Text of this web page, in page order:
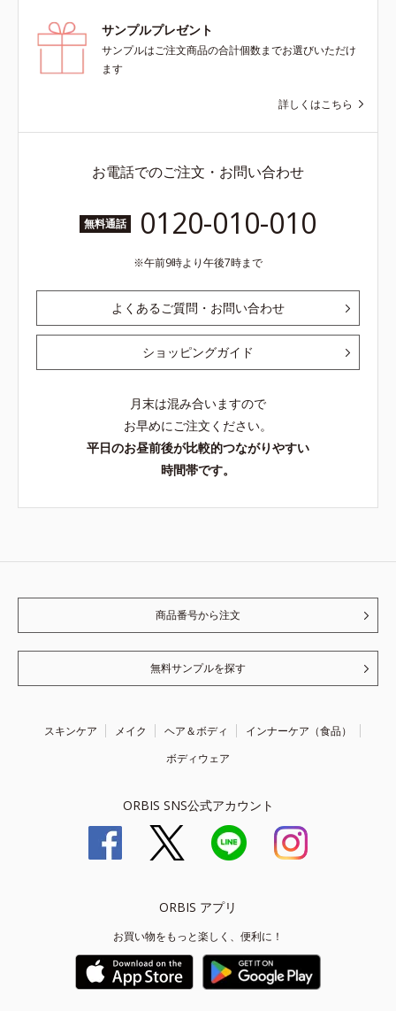
サンプルプレゼント
サンプルはご注文商品の合計個数までお選びいただけ
ます
詳しくはこちら
お電話でのご注文・お問い合わせ
無料通話 0120-010-010
午前9時より午後7時まで
よくあるご質問・お問い合わせ
ショッピングガイド
月末は混み合いますので
お早めにご注文ください。
平日のお昼前後が比較的つながりやすい
時間帯です。
商品番号から注文
無料サンプルを探す
スキンケア メイク ヘア＆ボディ
インナーケア（食品）
ボディウェア
ORBIS SNS公式アカウント
ORBIS アプリ
お買い物をもっと楽しく、便利に！